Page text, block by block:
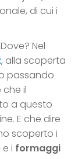
di cui i
Nel
, alla scoperta
passando
il
a questo
E che dire
scoperto i
e i formaggi